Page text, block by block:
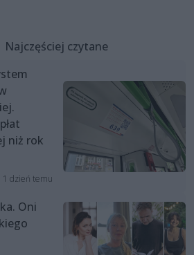
Najczęściej czytane
niż rok
1 dzień temu
Oni